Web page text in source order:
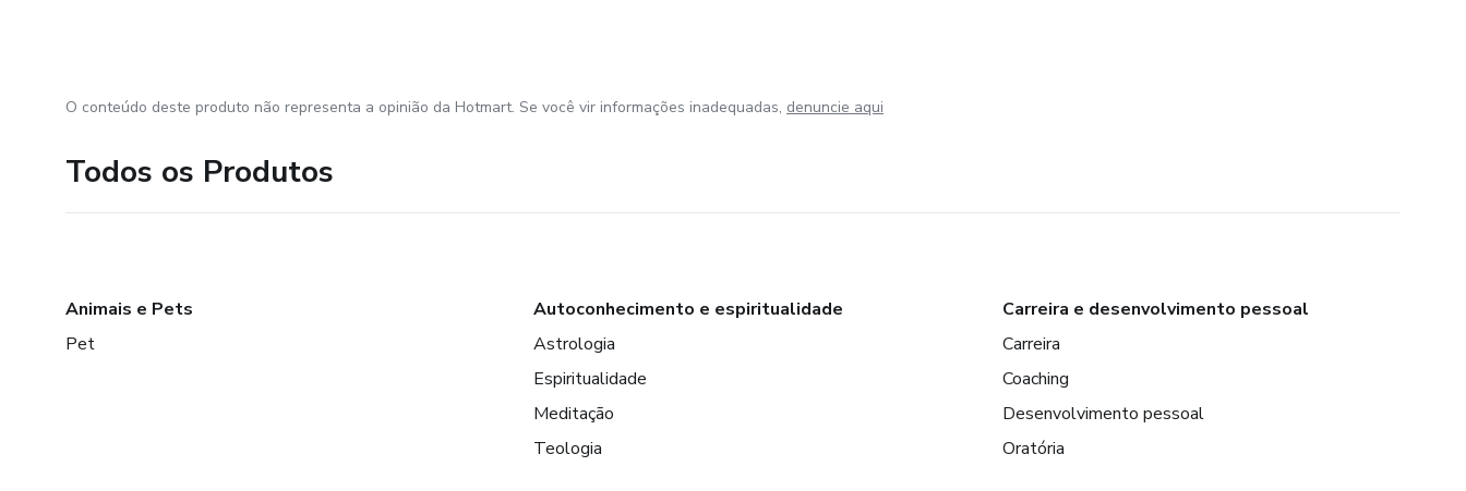
O conteúdo deste produto não representa a opinião da Hotmart. Se você vir informações inadequadas, denuncie aqui
Todos os Produtos
Animais e Pets
Pet
Autoconhecimento e espiritualidade
Astrologia
Espiritualidade
Meditação
Teologia
Carreira e desenvolvimento pessoal
Carreira
Coaching
Desenvolvimento pessoal
Oratória